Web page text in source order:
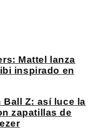
Mattel lanza
inspirado en
Ball Z: así luce la
zapatillas de